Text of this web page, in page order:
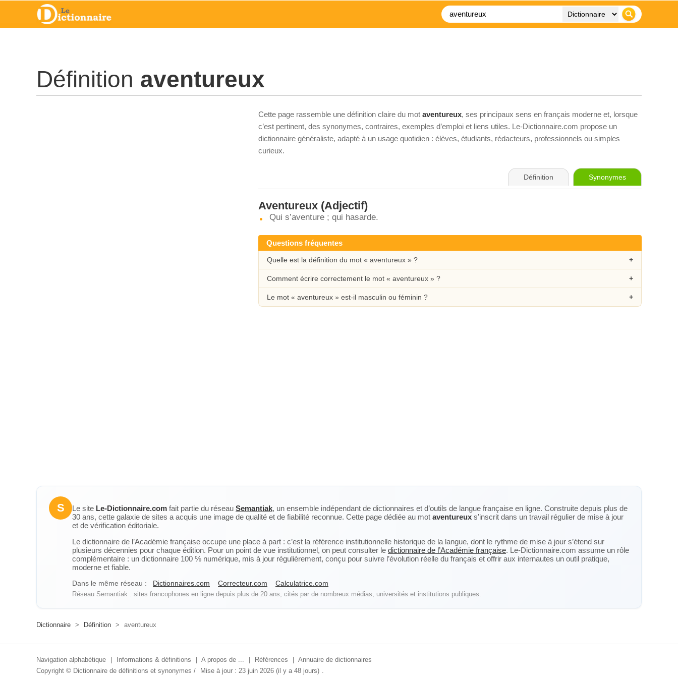
Définition aventureux
Cette page rassemble une définition claire du mot aventureux, ses principaux sens en français moderne et, lorsque
c’est pertinent, des synonymes, contraires, exemples d’emploi et liens utiles. Le-Dictionnaire.com propose un
dictionnaire généraliste, adapté à un usage quotidien : élèves, étudiants, rédacteurs, professionnels ou simples
curieux.
Définition Synonymes
Aventureux (Adjectif)
Qui s’aventure ; qui hasarde.
Questions fréquentes
Quelle est la définition du mot « aventureux » ?
Comment écrire correctement le mot « aventureux » ?
Le mot « aventureux » est-il masculin ou féminin ?
S Le site Le-Dictionnaire.com fait partie du réseau Semantiak, un ensemble indépendant de dictionnaires et d’outils de langue française en ligne. Construite depuis plus de
30 ans, cette galaxie de sites a acquis une image de qualité et de fiabilité reconnue. Cette page dédiée au mot aventureux s’inscrit dans un travail régulier de mise à jour
et de vérification éditoriale.
Le dictionnaire de l’Académie française occupe une place à part : c’est la référence institutionnelle historique de la langue, dont le rythme de mise à jour s’étend sur
plusieurs décennies pour chaque édition. Pour un point de vue institutionnel, on peut consulter le dictionnaire de l’Académie française. Le-Dictionnaire.com assume un rôle
complémentaire : un dictionnaire 100 % numérique, mis à jour régulièrement, conçu pour suivre l’évolution réelle du français et offrir aux internautes un outil pratique,
moderne et fiable.
Dans le même réseau : Dictionnaires.com Correcteur.com Calculatrice.com
Réseau Semantiak : sites francophones en ligne depuis plus de 20 ans, cités par de nombreux médias, universités et institutions publiques.
Dictionnaire > Définition > aventureux
Navigation alphabétique Informations & définitions A propos de ... Références
Annuaire de dictionnaires
Copyright © Dictionnaire de définitions et synonymes / Mise à jour : 23 juin 2026 (il y a 48 jours) .